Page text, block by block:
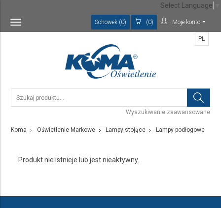
Toggle
navigation
Schowek (0) (0) Moje konto
Wyszukiwanie zaawansowane
PL
Koma Oświetlenie Markowe Lampy stojące Lampy podłogowe
Produkt nie istnieje lub jest nieaktywny.
Select Language